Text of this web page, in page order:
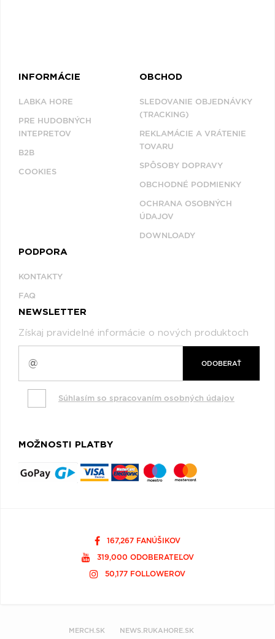
INFORMÁCIE
LABKA HORE
PRE HUDOBNÝCH
INTEPRETOV
B2B
COOKIES
OBCHOD
SLEDOVANIE OBJEDNÁVKY
(TRACKING)
REKLAMÁCIE A VRÁTENIE
TOVARU
SPÔSOBY DOPRAVY
OBCHODNÉ PODMIENKY
OCHRANA OSOBNÝCH
ÚDAJOV
DOWNLOADY
PODPORA
KONTAKTY
FAQ
NEWSLETTER
Získaj pravidelné informácie o nových produktoch
ODOBERAŤ
Súhlasím so spracovaním osobných údajov
MOŽNOSTI PLATBY
167,267 FANÚŠIKOV
319,000 ODOBERATEĽOV
50,177 FOLLOWEROV
MERCH.SK NEWS.RUKAHORE.SK